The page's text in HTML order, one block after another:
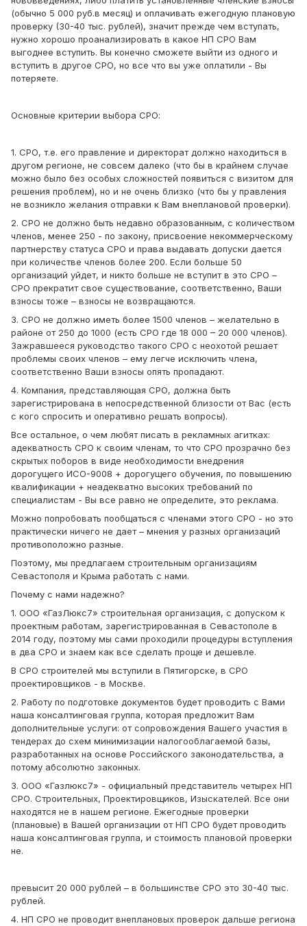
(обычно 5 000 руб.в месяц) и оплачивать ежегодную плановую
проверку (30-40 тыс. рублей), значит прежде чем вступать,
нужно хорошо проанализировать в какое НП СРО Вам
выгоднее вступить. Вы конечно сможете выйти из одного и
вступить в другое СРО, но все что вы уже оплатили - Вы
потеряете.
Основные критерии выбора СРО:
1. СРО, т.е. его правление и директорат должно находиться в
другом регионе, не совсем далеко (что бы в крайнем случае
можно было без особых сложностей появиться с визитом для
решения проблем), но и не очень близко (что бы у правления
не возникло желания отправки к Вам внеплановой проверки).
2. СРО не должно быть недавно образованным, с количеством
членов, менее 250 - по закону, присвоение некоммерческому
партнерству статуса СРО и права выдавать допуски дается
при количестве членов более 200. Если больше 50
организаций уйдет, и никто больше не вступит в это СРО –
СРО прекратит свое существование, соответственно, Ваши
взносы тоже – взносы не возвращаются.
3. СРО не должно иметь более 1500 членов – желательно в
районе от 250 до 1000 (есть СРО где 18 000 – 20 000 членов).
Зажравшееся руководство такого СРО с неохотой решает
проблемы своих членов – ему легче исключить члена,
соответственно Ваши взносы опять пропадают.
4. Компания, представляющая СРО, должна быть
зарегистрирована в непосредственной близости от Вас (есть
с кого спросить и оперативно решать вопросы).
Все остальное, о чем любят писать в рекламных агитках:
адекватность СРО к своим членам, то что СРО прозрачно без
скрытых поборов в виде необходимости внедрения
дорогущего ИСО-9008 + дорогущего обучения, по повышению
квалификации + неадекватно высоких требований по
специалистам - Вы все равно не определите, это реклама.
Можно попробовать пообщаться с членами этого СРО - но это
практически ничего не дает – мнения у разных организаций
противоположно разные.
Поэтому, мы предлагаем строительным организациям
Севастополя и Крыма работать с нами.
Почему с нами надежно?
1. ООО «ГазЛюкс7» строительная организация, с допуском к
проектным работам, зарегистрированная в Севастополе в
2014 году, поэтому мы сами проходили процедуры вступления
в два СРО и знаем как все сделать проще и дешевле.
В СРО строителей мы вступили в Пятигорске, в СРО
проектировщиков - в Москве.
2. Работу по подготовке документов будет проводить с Вами
наша консалтинговая группа, которая предложит Вам
дополнительные услуги: от сопровождения Вашего участия в
тендерах до схем минимизации налогооблагаемой базы,
разработанных на основе Российского законодательства, а
потому абсолютно законных.
3. ООО «Газлюкс7» - официальный представитель четырех НП
СРО. Строительных, Проектировщиков, Изыскателей. Все они
находятся не в нашем регионе. Ежегодные проверки
(плановые) в Вашей организации от НП СРО будет проводить
наша консалтинговая группа, и стоимость плановой проверки
не.
превысит 20 000 рублей – в большинстве СРО это 30-40 тыс.
рублей.
4. НП СРО не проводит внеплановых проверок дальше региона